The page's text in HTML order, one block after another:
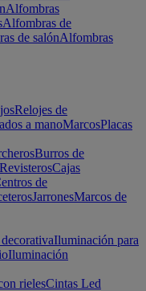
Alfombras
Alfombras de
de salónAlfombras
Relojes de
a manoMarcosPlacas
Burros de
RevisterosCajas
de
JarronesMarcos de
Iluminación para
Iluminación
rielesCintas Led